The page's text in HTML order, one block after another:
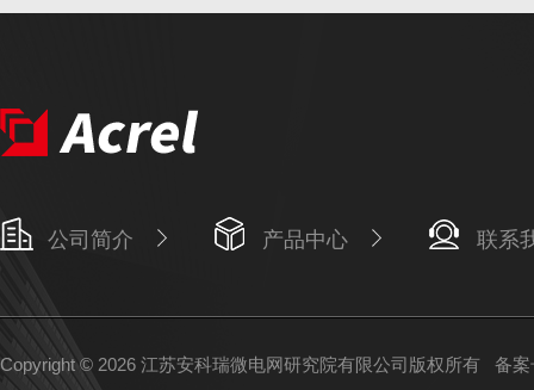
公司简介 产品中心 联系
Copyright © 2026 江苏安科瑞微电网研究院有限公司版权所有 备案